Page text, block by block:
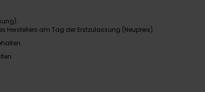
Herstellers am Tag der Erstzulassung (Neupreis).